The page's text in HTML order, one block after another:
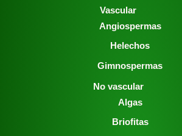
Vascular
Angiospermas
Helechos
Gimnospermas
No vascular
Algas
Briofitas